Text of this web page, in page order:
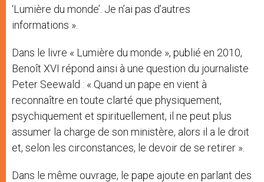
‘Lumière du monde’. Je n’ai pas d’autres
informations ».
Dans le livre « Lumière du monde », publié en 2010,
Benoît XVI répond ainsi à une question du journaliste
Peter Seewald : « Quand un pape en vient à
reconnaître en toute clarté que physiquement,
psychiquement et spirituellement, il ne peut plus
assumer la charge de son ministère, alors il a le droit
et, selon les circonstances, le devoir de se retirer ».
Dans le même ouvrage, le pape ajoute en parlant des